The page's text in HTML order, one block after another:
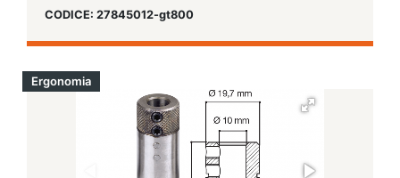
CODICE: 27845012-gt800
Ergonomia